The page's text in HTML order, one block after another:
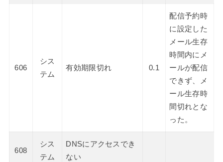
606
シス
テム
有効期限切れ 0.1
配信予約時
に設定した
メール生存
時間内にメ
ールが配信
できず、メ
ール生存時
間切れとな
った。
608
シス
テム
DNSにアクセスでき
ない